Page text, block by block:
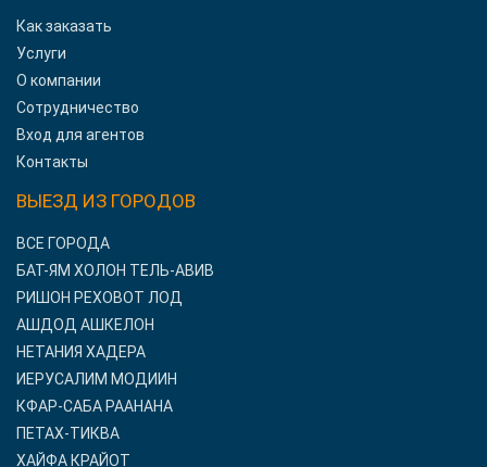
Как заказать
Услуги
О компании
Сотрудничество
Вход для агентов
Контакты
ВЫЕЗД ИЗ ГОРОДОВ
ВСЕ ГОРОДА
БАТ-ЯМ ХОЛОН ТЕЛЬ-АВИВ
РИШОН РЕХОВОТ ЛОД
АШДОД АШКЕЛОН
НЕТАНИЯ ХАДЕРА
ИЕРУСАЛИМ МОДИИН
КФАР-САБА РААНАНА
ПЕТАХ-ТИКВА
ХАЙФА КРАЙОТ